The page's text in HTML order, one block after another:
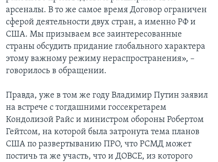
арсеналы. В то же самое время Договор ограничен
сферой деятельности двух стран, а именно РФ и
США. Мы призываем все заинтересованные
страны обсудить придание глобального характера
этому важному режиму нераспространения», –
говорилось в обращении.
Правда, уже в том же году Владимир Путин заявил
на встрече с тогдашними госсекретарем
Кондолизой Райс и министром обороны Робертом
Гейтсом, на которой была затронута тема планов
США по развертыванию ПРО, что РСМД может
постичь та же участь, что и ДОВСЕ, из которого